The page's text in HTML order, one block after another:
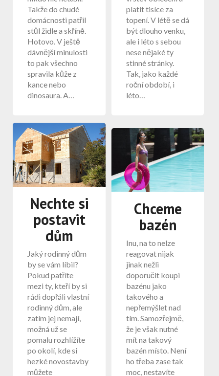
Takže do chudé
domácnosti patřil
stůl židle a skříně.
Hotovo. V ještě
dávnější minulosti
to pak všechno
spravila kůže z
kance nebo
dinosaura. A…
platit tisíce za
topení. V létě se dá
být dlouho venku,
ale i léto s sebou
nese nějaké ty
stinné stránky.
Tak, jako každé
roční období, i
léto…
Nechte si
postavit
dům
Jaký rodinný dům
by se vám líbil?
Pokud patříte
mezi ty, kteří by si
rádi dopřáli vlastní
rodinný dům, ale
zatím jej nemají,
možná už se
pomalu rozhlížíte
po okolí, kde si
hezké novostavby
můžete
Chceme
bazén
Inu, na to nelze
reagovat nijak
jinak nežli
doporučit koupi
bazénu jako
takového a
nepřemýšlet nad
tím. Samozřejmě,
že je však nutné
mít na takový
bazén místo. Není
ho třeba zase tak
moc, nestavíte